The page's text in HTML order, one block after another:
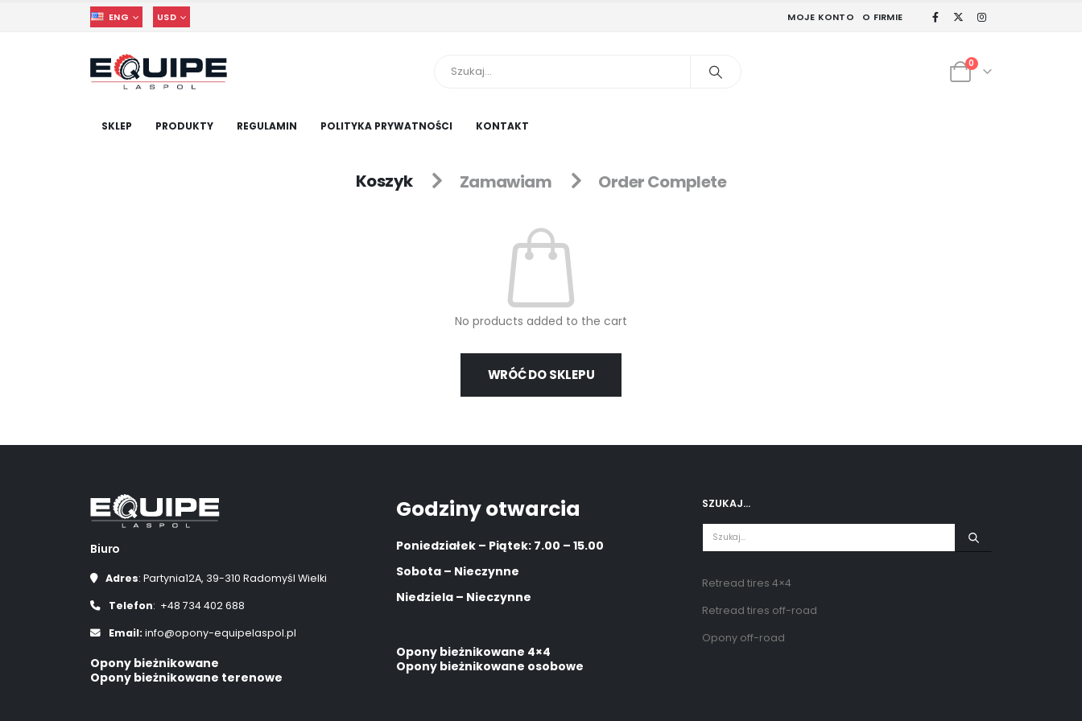
ENG USD MOJE KONTO O FIRMIE
0
SKLEP PRODUKTY REGULAMIN POLITYKA PRYWATNOŚCI KONTAKT
Koszyk Zamawiam Order Complete
No products added to the cart
WRÓĆ DO SKLEPU
Biuro
Adres: Partynia12A, 39-310 Radomyśl Wielki
Telefon: +48 734 402 688
Email: info@opony-equipelaspol.pl
Opony bieżnikowane
Opony bieżnikowane terenowe
Godziny otwarcia
Poniedziałek – Piątek: 7.00 – 15.00
Sobota – Nieczynne
Niedziela – Nieczynne
Opony bieżnikowane 4×4
Opony bieżnikowane osobowe
SZUKAJ…
Retread tires 4×4
Retread tires off-road
Opony off-road